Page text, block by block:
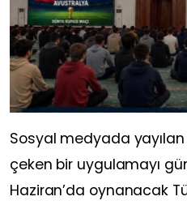
Sosyal medyada yayılan
çeken bir uygulamayı
Haziran’da oynanacak